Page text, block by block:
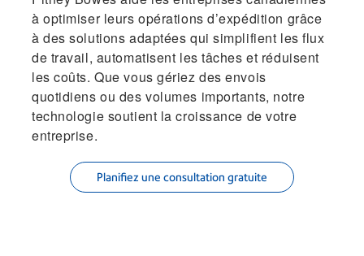
à optimiser leurs opérations d’expédition grâce
à des solutions adaptées qui simplifient les flux
de travail, automatisent les tâches et réduisent
les coûts. Que vous gériez des envois
quotidiens ou des volumes importants, notre
technologie soutient la croissance de votre
entreprise.
Planifiez une consultation gratuite